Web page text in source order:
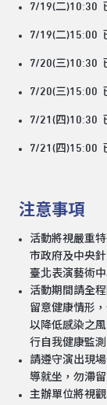
7/19(二)10:30
7/19(二)15:00
7/20(三)10:30
7/20(三)15:00
7/21(四)10:30
7/21(四)15:00
注意事項
活動將視嚴重
市政府及中央
臺北表演藝術中
活動期間請全
留意健康情形
以降低感染之
行自我健康監
請遵守演出現
導就坐，勿滯
主辦單位將視